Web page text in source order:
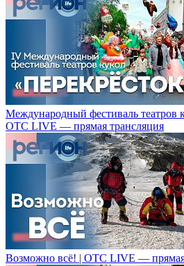
Международный фестиваль
ОТС LIVE — прямая трансляция
Возможно всё! | ОТС LIVE — прямая